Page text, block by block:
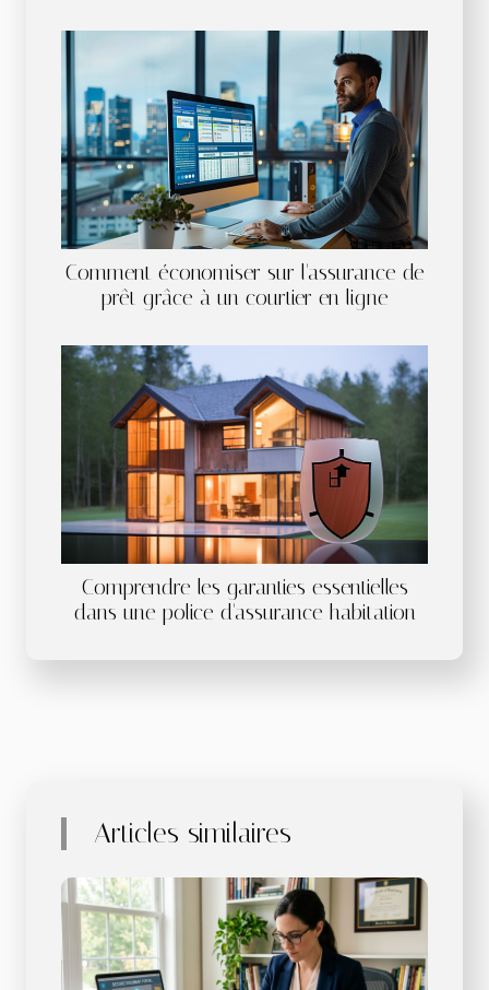
Comment économiser sur l'assurance de
prêt grâce à un courtier en ligne
Comprendre les garanties essentielles
dans une police d'assurance habitation
Articles similaires